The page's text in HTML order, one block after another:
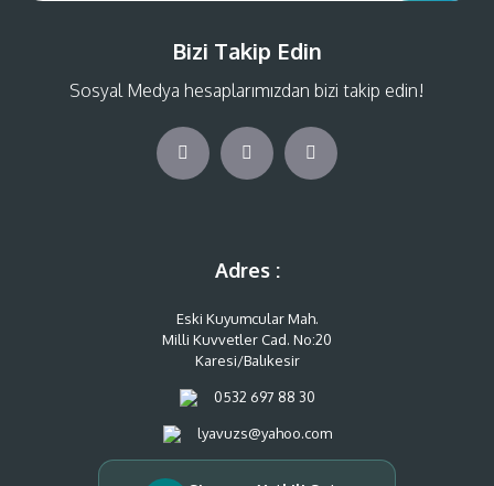
Bizi Takip Edin
Sosyal Medya hesaplarımızdan bizi takip edin!
Adres :
Eski Kuyumcular Mah.
Milli Kuvvetler Cad. No:20
Karesi/Balıkesir
0532 697 88 30
lyavuzs@yahoo.com